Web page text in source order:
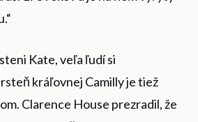
Kate, veľa ľudí si
kráľovnej Camilly je tiež
Clarence House prezradil, že